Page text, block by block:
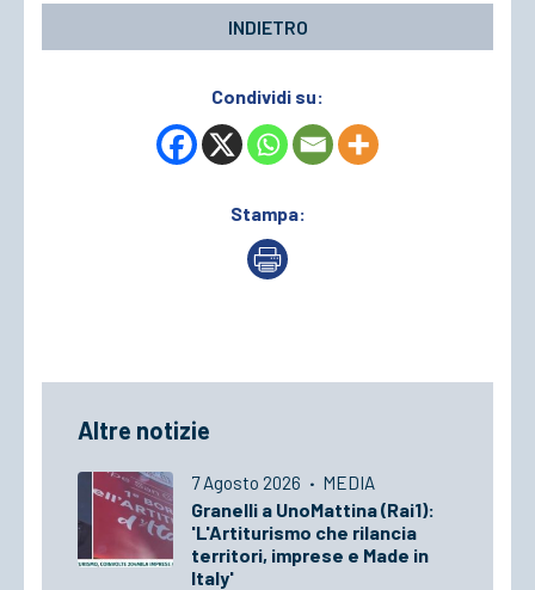
INDIETRO
Condividi su:
Stampa:
Altre notizie
7 Agosto 2026 · MEDIA
Granelli a UnoMattina (Rai1):
'L'Artiturismo che rilancia
territori, imprese e Made in
Italy'